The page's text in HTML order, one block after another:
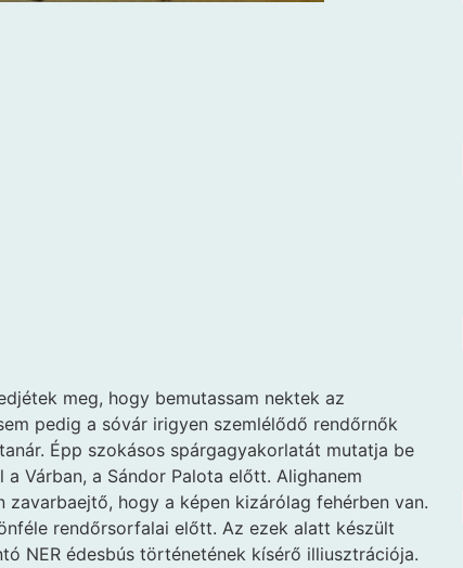
meg, hogy bemutassam nektek az
pedig a sóvár irigyen szemlélődő rendőrnők
Épp szokásos spárgagyakorlatát mutatja be
Várban, a Sándor Palota előtt. Alighanem
hogy a képen kizárólag fehérben van.
rendőrsorfalai előtt. Az ezek alatt készült
NER édesbús történetének kísérő illiusztrációja.